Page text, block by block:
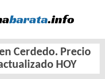
Cerdedo. Precio
HOY